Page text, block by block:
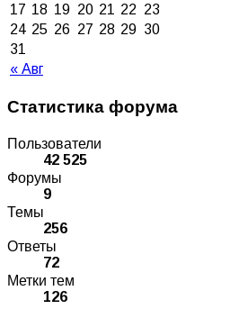
« Авг
17 18 19 20 21 22 23
24 25 26 27 28 29 30
31
Статистика форума
Пользователи
42 525
Форумы
9
Темы
256
Ответы
72
Метки тем
126